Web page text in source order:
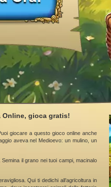
Online, gioca gratis!
giocare a questo gioco online anche
aveva nel Medioevo: un mulino, un
il grano nei tuoi campi, macinalo
Qui ti dedichi all’agricoltura in